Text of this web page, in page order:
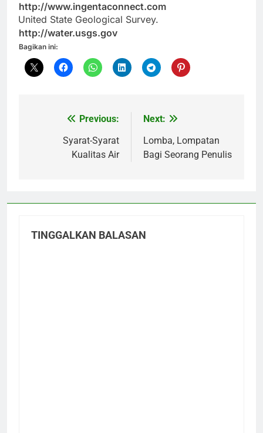
http://www.ingentaconnect.com
United State Geological Survey.
http://water.usgs.gov
Bagikan ini:
NavigasiPrevious:
Syarat-Syarat
Kualitas Air
Next:
Lomba, Lompatan
Bagi Seorang Penulis
TINGGALKAN BALASAN